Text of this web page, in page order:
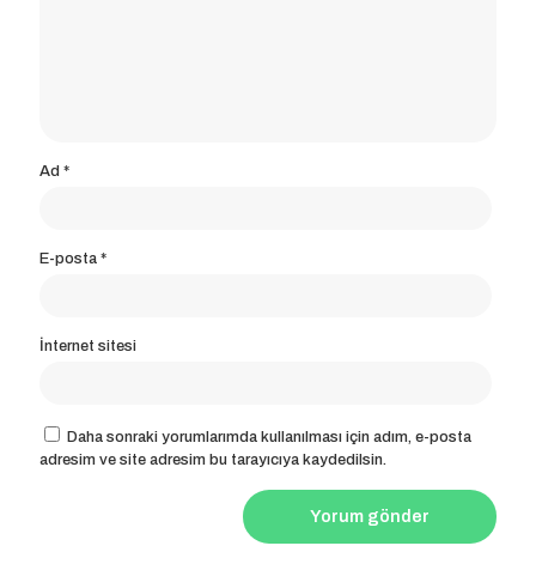
Ad *
E-posta *
İnternet sitesi
Daha sonraki yorumlarımda kullanılması için adım, e-posta
adresim ve site adresim bu tarayıcıya kaydedilsin.